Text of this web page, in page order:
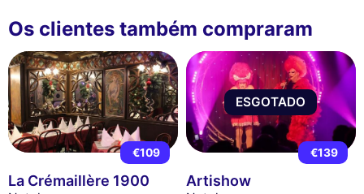
Os clientes também compraram
€109
La Crémaillère 1900
ESGOTADO
€139
Artishow